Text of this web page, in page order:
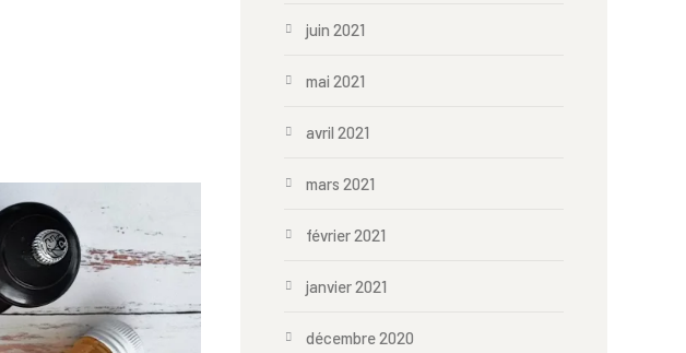
juin 2021
mai 2021
avril 2021
mars 2021
février 2021
janvier 2021
décembre 2020